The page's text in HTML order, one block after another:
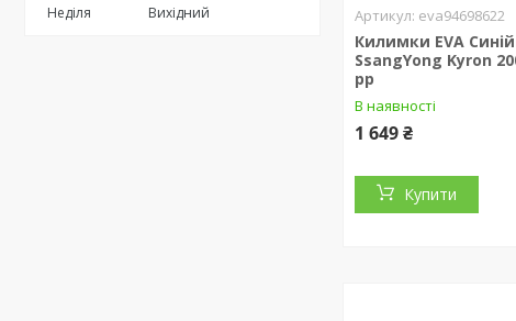
Неділя
Вихідний eva94698622
Килимки EVA
SsangYong Kyron
рр
В наявності
1 649 ₴
Купити